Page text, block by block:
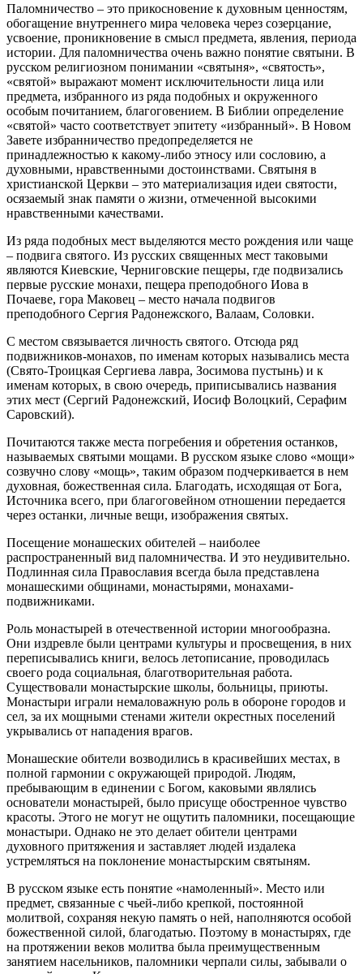
Паломничество – это прикосновение к духовным ценностям,
обогащение внутреннего мира человека через созерцание,
усвоение, проникновение в смысл предмета, явления, периода
истории. Для паломничества очень важно понятие святыни. В
русском религиозном понимании «святыня», «святость»,
«святой» выражают момент исключительности лица или
предмета, избранного из ряда подобных и окруженного
особым почитанием, благоговением. В Библии определение
«святой» часто соответствует эпитету «избранный». В Новом
Завете избранничество предопределяется не
принадлежностью к какому-либо этносу или сословию, а
духовными, нравственными достоинствами. Святыня в
христианской Церкви – это материализация идеи святости,
осязаемый знак памяти о жизни, отмеченной высокими
нравственными качествами.
Из ряда подобных мест выделяются место рождения или чаще
– подвига святого. Из русских священных мест таковыми
являются Киевские, Черниговские пещеры, где подвизались
первые русские монахи, пещера преподобного Иова в
Почаеве, гора Маковец – место начала подвигов
преподобного Сергия Радонежского, Валаам, Соловки.
С местом связывается личность святого. Отсюда ряд
подвижников-монахов, по именам которых назывались места
(Свято-Троицкая Сергиева лавра, Зосимова пустынь) и к
именам которых, в свою очередь, приписывались названия
этих мест (Сергий Радонежский, Иосиф Волоцкий, Серафим
Саровский).
Почитаются также места погребения и обретения останков,
называемых святыми мощами. В русском языке слово «мощи»
созвучно слову «мощь», таким образом подчеркивается в нем
духовная, божественная сила. Благодать, исходящая от Бога,
Источника всего, при благоговейном отношении передается
через останки, личные вещи, изображения святых.
Посещение монашеских обителей – наиболее
распространенный вид паломничества. И это неудивительно.
Подлинная сила Православия всегда была представлена
монашескими общинами, монастырями, монахами-
подвижниками.
Роль монастырей в отечественной истории многообразна.
Они издревле были центрами культуры и просвещения, в них
переписывались книги, велось летописание, проводилась
своего рода социальная, благотворительная работа.
Существовали монастырские школы, больницы, приюты.
Монастыри играли немаловажную роль в обороне городов и
сел, за их мощными стенами жители окрестных поселений
укрывались от нападения врагов.
Монашеские обители возводились в красивейших местах, в
полной гармонии с окружающей природой. Людям,
пребывающим в единении с Богом, каковыми являлись
основатели монастырей, было присуще обостренное чувство
красоты. Этого не могут не ощутить паломники, посещающие
монастыри. Однако не это делает обители центрами
духовного притяжения и заставляет людей издалека
устремляться на поклонение монастырским святыням.
В русском языке есть понятие «намоленный». Место или
предмет, связанные с чьей-либо крепкой, постоянной
молитвой, сохраняя некую память о ней, наполняются особой
божественной силой, благодатью. Поэтому в монастырях, где
на протяжении веков молитва была преимущественным
занятием насельников, паломники черпали силы, забывали о